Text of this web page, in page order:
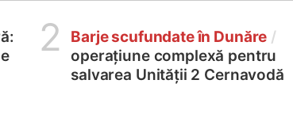
2 Barje scufundate în Dunăre /
operațiune complexă pentru
salvarea Unității 2 Cernavodă